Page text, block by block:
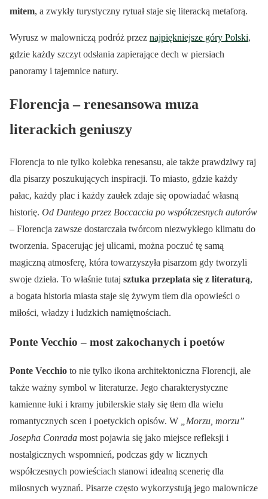
mitem, a zwykły turystyczny rytuał staje się literacką metaforą.
Wyrusz w malowniczą podróż przez najpiękniejsze góry Polski,
gdzie każdy szczyt odsłania zapierające dech w piersiach
panoramy i tajemnice natury.
Florencja – renesansowa muza
literackich geniuszy
Florencja to nie tylko kolebka renesansu, ale także prawdziwy raj
dla pisarzy poszukujących inspiracji. To miasto, gdzie każdy
pałac, każdy plac i każdy zaułek zdaje się opowiadać własną
historię. Od Dantego przez Boccaccia po współczesnych autorów
– Florencja zawsze dostarczała twórcom niezwykłego klimatu do
tworzenia. Spacerując jej ulicami, można poczuć tę samą
magiczną atmosferę, która towarzyszyła pisarzom gdy tworzyli
swoje dzieła. To właśnie tutaj sztuka przeplata się z literaturą,
a bogata historia miasta staje się żywym tłem dla opowieści o
miłości, władzy i ludzkich namiętnościach.
Ponte Vecchio – most zakochanych i poetów
Ponte Vecchio to nie tylko ikona architektoniczna Florencji, ale
także ważny symbol w literaturze. Jego charakterystyczne
kamienne łuki i kramy jubilerskie stały się tłem dla wielu
romantycznych scen i poetyckich opisów. W
„Morzu, morzu”
Josepha Conrada most pojawia się jako miejsce refleksji i
nostalgicznych wspomnień, podczas gdy w licznych
współczesnych powieściach stanowi idealną scenerię dla
miłosnych wyznań. Pisarze często wykorzystują jego malownicze